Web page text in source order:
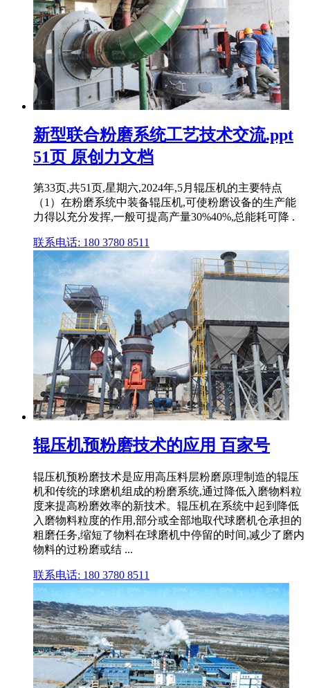
新型联合粉磨系统工艺技术交流.ppt
51页 原创力文档
第33页,共51页,星期六,2024年,5月辊压机的主要特点
（1）在粉磨系统中装备辊压机,可使粉磨设备的生产能
力得以充分发挥,一般可提高产量30%40%,总能耗可降 .
联系电话: 180 3780 8511
辊压机预粉磨技术的应用 百家号
辊压机预粉磨技术是应用高压料层粉磨原理制造的辊压
机和传统的球磨机组成的粉磨系统,通过降低入磨物料粒
度来提高粉磨效率的新技术。辊压机在系统中起到降低
入磨物料粒度的作用,部分或全部地取代球磨机仓承担的
粗磨任务,缩短了物料在球磨机中停留的时间,减少了磨内
物料的过粉磨或结 ...
联系电话: 180 3780 8511